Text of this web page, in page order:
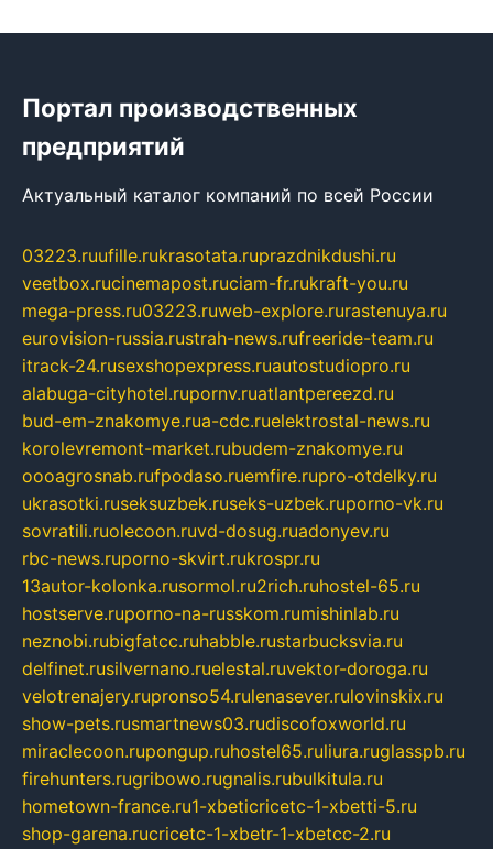
Портал производственных
предприятий
Актуальный каталог компаний по всей России
03223.ruufille.rukrasotata.ruprazdnikdushi.ru
veetbox.rucinemapost.ruciam-fr.rukraft-you.ru
mega-press.ru03223.ruweb-explore.rurastenuya.ru
eurovision-russia.rustrah-news.rufreeride-team.ru
itrack-24.rusexshopexpress.ruautostudiopro.ru
alabuga-cityhotel.rupornv.ruatlantpereezd.ru
bud-em-znakomye.rua-cdc.ruelektrostal-news.ru
korolevremont-market.rubudem-znakomye.ru
oooagrosnab.rufpodaso.ruemfire.rupro-otdelky.ru
ukrasotki.ruseksuzbek.ruseks-uzbek.ruporno-vk.ru
sovratili.ruolecoon.ruvd-dosug.ruadonyev.ru
rbc-news.ruporno-skvirt.rukrospr.ru
13autor-kolonka.rusormol.ru2rich.ruhostel-65.ru
hostserve.ruporno-na-russkom.rumishinlab.ru
neznobi.rubigfatcc.ruhabble.rustarbucksvia.ru
delfinet.rusilvernano.ruelestal.ruvektor-doroga.ru
velotrenajery.rupronso54.rulenasever.rulovinskix.ru
show-pets.rusmartnews03.rudiscofoxworld.ru
miraclecoon.rupongup.ruhostel65.ruliura.ruglasspb.ru
firehunters.rugribowo.rugnalis.rubulkitula.ru
hometown-france.ru1-xbeticricetc-1-xbetti-5.ru
shop-garena.rucricetc-1-xbetr-1-xbetcc-2.ru